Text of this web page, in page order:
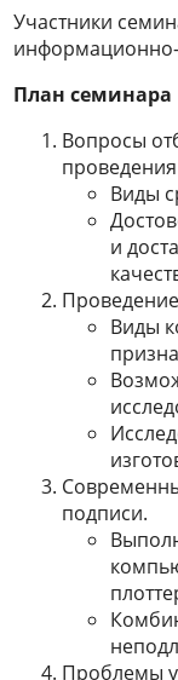
Участники
План семинара
Вопросы
Виды
и
Виды
подписи.
Проблемы